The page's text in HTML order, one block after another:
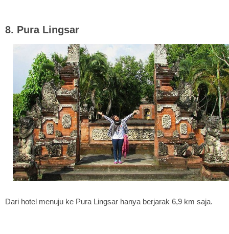
8. Pura Lingsar
Dari hotel menuju ke Pura Lingsar hanya berjarak 6,9 km saja.